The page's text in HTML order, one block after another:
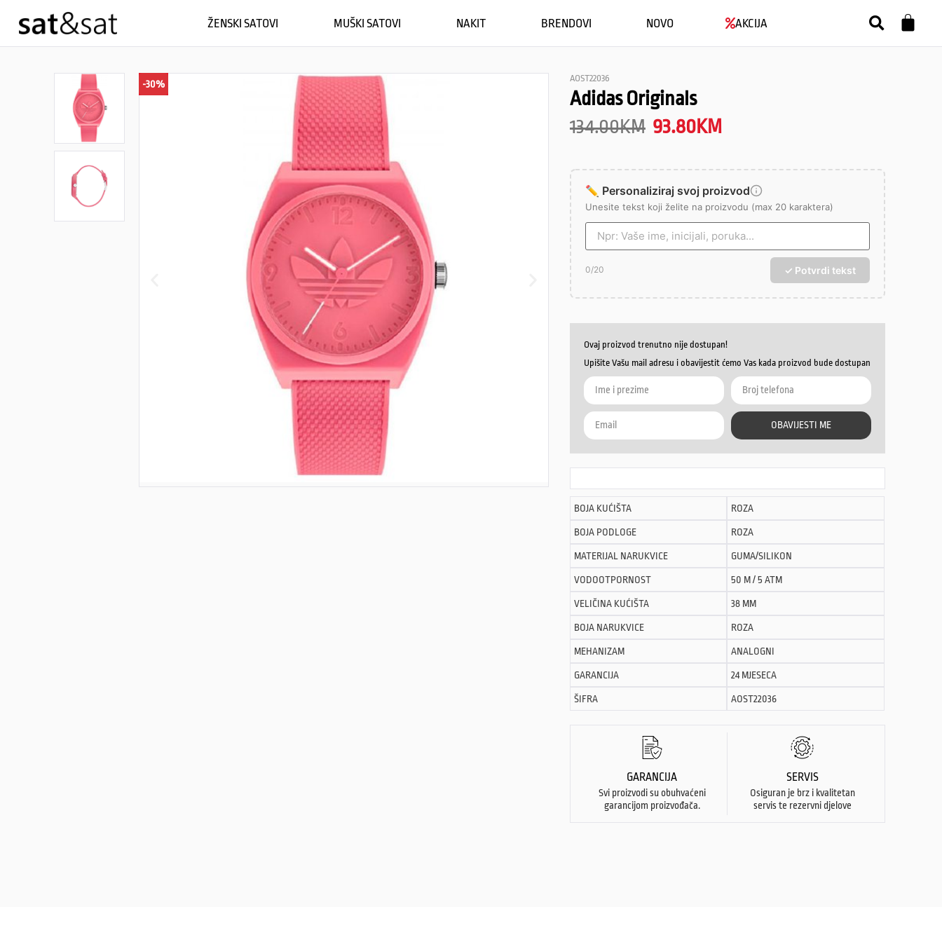
ŽENSKI SATOVI MUŠKI SATOVI NAKIT BRENDOVI NOVO AKCIJA
-30%
AOST22036
Adidas Originals
134.00KM 93.80KM
✏️ Personaliziraj svoj proizvod
Unesite tekst koji želite na proizvodu (max 20 karaktera)
0/20 ✓ Potvrdi tekst
Ovaj proizvod trenutno nije dostupan!
Upišite Vašu mail adresu i obavijestit ćemo Vas kada proizvod bude dostupan
OBAVIJESTI ME
BOJA KUĆIŠTA ROZA
BOJA PODLOGE ROZA
MATERIJAL NARUKVICE GUMA/SILIKON
VODOOTPORNOST 50 M / 5 ATM
VELIČINA KUĆIŠTA 38 MM
BOJA NARUKVICE ROZA
MEHANIZAM ANALOGNI
GARANCIJA 24 MJESECA
ŠIFRA AOST22036
GARANCIJA
Svi proizvodi su obuhvaćeni
garancijom proizvođača.
SERVIS
Osiguran je brz i kvalitetan
servis te rezervni djelove